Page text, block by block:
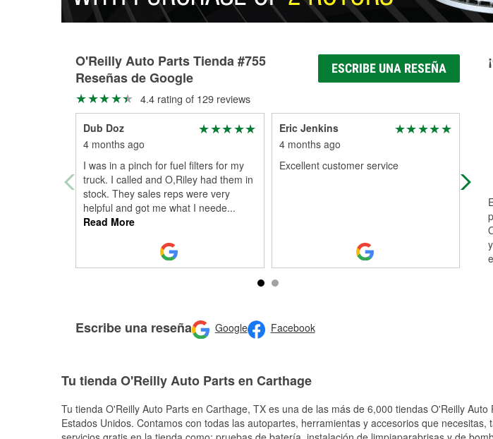
O'Reilly Auto Parts Tienda #755
Reseñas de Google
ESCRIBE UNA RESEÑA
4.4 rating of 129 reviews
Dub Doz
4 months ago
I was in a pinch for fuel filters for my
truck. I called and O,Riley had them in
stock. They sales reps were very
helpful and got me what I neede...
Read More
Eric Jenkins
4 months ago
Excellent customer service
Escribe una reseña Google Facebook
Tu tienda O'Reilly Auto Parts en Carthage
Tu tienda O'Reilly Auto Parts en Carthage, TX es una de las más de 6,000 tiendas O'Reilly Auto
Estados Unidos. Contamos con todas las autopartes, herramientas y accesorios que necesitas,